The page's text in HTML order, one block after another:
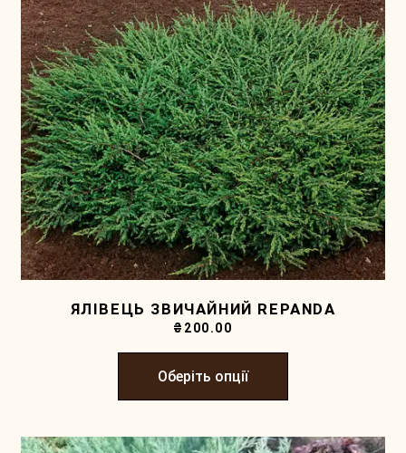
ЯЛІВЕЦЬ ЗВИЧАЙНИЙ REPANDA
₴ 200.00
Оберіть опції